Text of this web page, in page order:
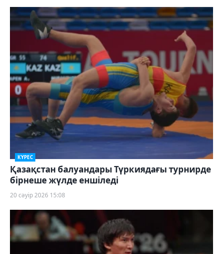
КҮРЕС
Қазақстан балуандары Түркиядағы турнирде
бірнеше жүлде еншіледі
20 сәуір 2026 15:08